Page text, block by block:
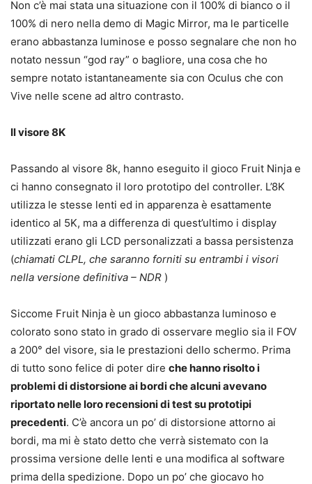
Non c’è mai stata una situazione con il 100% di bianco o il
100% di nero nella demo di Magic Mirror, ma le particelle
erano abbastanza luminose e posso segnalare che non ho
notato nessun “god ray” o bagliore, una cosa che ho
sempre notato istantaneamente sia con Oculus che con
Vive nelle scene ad altro contrasto.
Il visore 8K
Passando al visore 8k, hanno eseguito il gioco Fruit Ninja e
ci hanno consegnato il loro prototipo del controller. L’8K
utilizza le stesse lenti ed in apparenza è esattamente
identico al 5K, ma a differenza di quest’ultimo i display
utilizzati erano gli LCD personalizzati a bassa persistenza
(chiamati CLPL, che saranno forniti su entrambi i visori
nella versione definitiva – NDR )
Siccome Fruit Ninja è un gioco abbastanza luminoso e
colorato sono stato in grado di osservare meglio sia il FOV
a 200° del visore, sia le prestazioni dello schermo. Prima
di tutto sono felice di poter dire che hanno risolto i
problemi di distorsione ai bordi che alcuni avevano
riportato nelle loro recensioni di test su prototipi
precedenti. C’è ancora un po’ di distorsione attorno ai
bordi, ma mi è stato detto che verrà sistemato con la
prossima versione delle lenti e una modifica al software
prima della spedizione. Dopo un po’ che giocavo ho